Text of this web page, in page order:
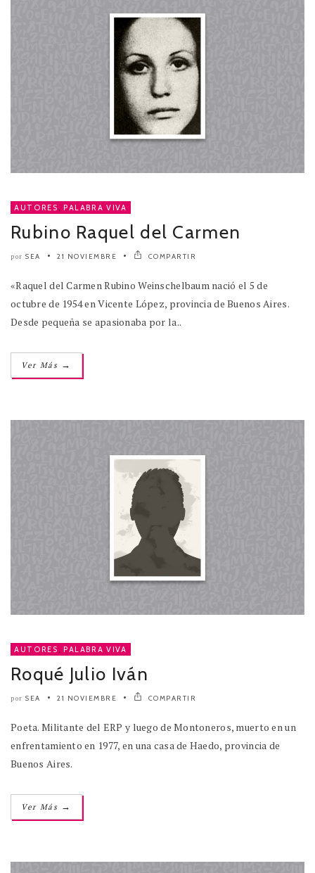
AUTORES , PALABRA VIVA
Rubino Raquel del Carmen
por SEA 21 NOVIEMBRE COMPARTIR
«Raquel del Carmen Rubino Weinschelbaum nació el 5 de
octubre de 1954 en Vicente López, provincia de Buenos Aires.
Desde pequeña se apasionaba por la..
Ver Más →
AUTORES , PALABRA VIVA
Roqué Julio Iván
por SEA 21 NOVIEMBRE COMPARTIR
Poeta. Militante del ERP y luego de Montoneros, muerto en un
enfrentamiento en 1977, en una casa de Haedo, provincia de
Buenos Aires.
Ver Más →